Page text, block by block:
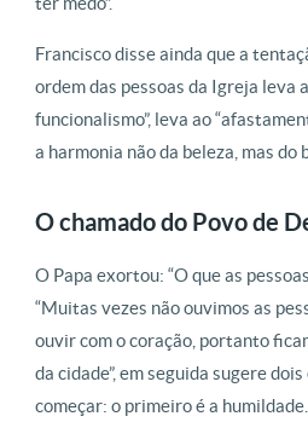
Francisco disse ainda que a
ordem das pessoas da Igreja leva
funcionalismo”, leva ao
a harmonia não da beleza, mas do
O chamado do Povo de
O Papa exortou: “O que as
“Muitas vezes não ouvimos as
ouvir com o coração, portanto
da cidade”, em seguida sugere
começar: o primeiro é a humildade.